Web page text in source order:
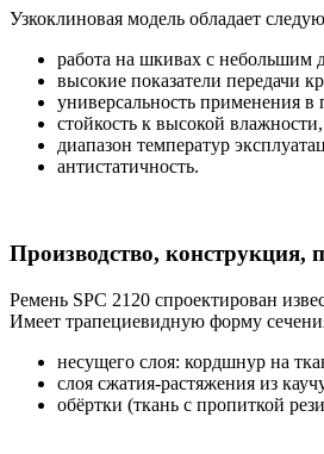
Узкоклиновая модель обладает
работа на шкивах с небольшим
высокие показатели передачи
универсальность применения
стойкость к высокой
диапазон температур
антистатичность.
Производство, конструкция,
Ремень SPC 2120 спроектирован
Имеет трапециевидную форму
несущего слоя: кордшнур на
слоя сжатия-растяжения из
обёртки (ткань с пропиткой